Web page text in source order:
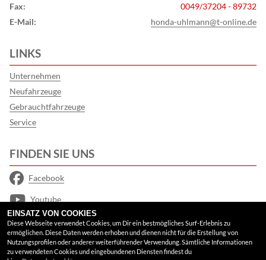
Fax:
0049/37204 - 89732
E-Mail:
honda-uhlmann@t-online.de
LINKS
Unternehmen
Neufahrzeuge
Gebrauchtfahrzeuge
Service
FINDEN SIE UNS
Facebook
Youtube
Google Maps
RECHTLICHES
EINSATZ VON COOKIES
Diese Webseite verwendet Cookies, um Dir ein bestmögliches Surf-Erlebnis zu
ermöglichen. Diese Daten werden erhoben und dienen nicht für die Erstellung von
Nutzungsprofilen oder anderer weiterführender Verwendung. Sämtliche Informationen
zu verwendeten Cookies und eingebundenen Diensten findest du